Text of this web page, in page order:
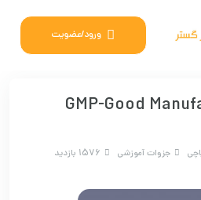
ورود/عضویت
GMP-Good
جزوات آموزشی 1576 بازدید